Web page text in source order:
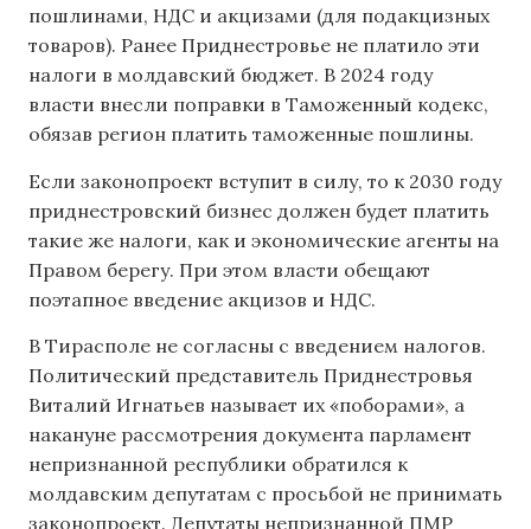
пошлинами, НДС и акцизами (для подакцизных
товаров). Ранее Приднестровье не платило эти
налоги в молдавский бюджет. В 2024 году
власти внесли поправки в Таможенный кодекс,
обязав регион платить таможенные пошлины.
Если законопроект вступит в силу, то к 2030 году
приднестровский бизнес должен будет платить
такие же налоги, как и экономические агенты на
Правом берегу. При этом власти обещают
поэтапное введение акцизов и НДС.
В Тирасполе не согласны с введением налогов.
Политический представитель Приднестровья
Виталий Игнатьев называет их «поборами», а
накануне рассмотрения документа парламент
непризнанной республики обратился к
молдавским депутатам с просьбой не принимать
законопроект. Депутаты непризнанной ПМР